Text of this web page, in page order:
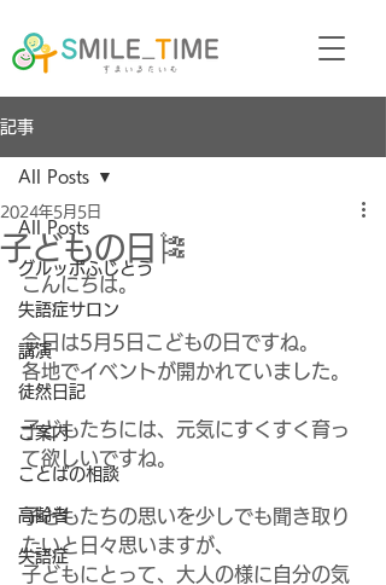
記事
All Posts
グルッポふじとう
失語症サロン
講演
徒然日記
ご案内
ことばの相談
高齢者
失語症
All Posts
子どもの日🎏
2024年5月5日
こんにちは。
今日は5月5日こどもの日ですね。
各地でイベントが開かれていました。
子どもたちには、元気にすくすく育っ
て欲しいですね。
子どもたちの思いを少しでも聞き取り
たいと日々思いますが、
子どもにとって、大人の様に自分の気